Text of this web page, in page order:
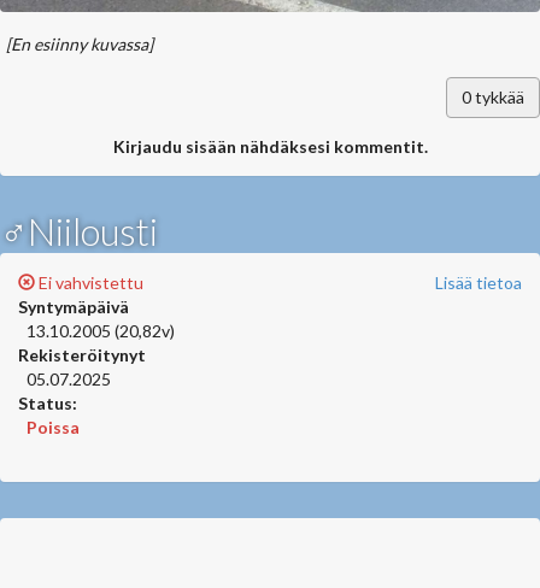
[En esiinny kuvassa]
0tykkää
Kirjaudu sisään nähdäksesi kommentit.
♂Niilousti
Lisää tietoa
Ei vahvistettu
Syntymäpäivä
13.10.2005 (20,82v)
Rekisteröitynyt
05.07.2025
Status:
Poissa